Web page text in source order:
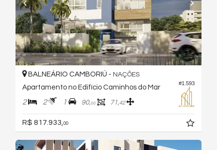
#1.593
BALNEÁRIO CAMBORIÚ - NAÇÕES
Apartamento no Edifício Caminhos do Mar
2 2 1 90,00 71,42
R$ 817.933, 00